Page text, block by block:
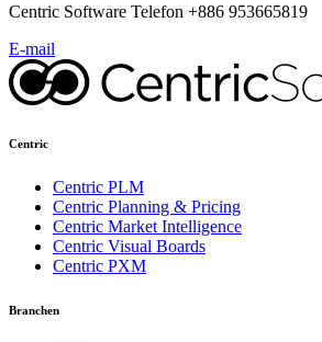
Centric Software Telefon +886 953665819
E-mail
Centric
Centric PLM
Centric Planning & Pricing
Centric Market Intelligence
Centric Visual Boards
Centric PXM
Branchen